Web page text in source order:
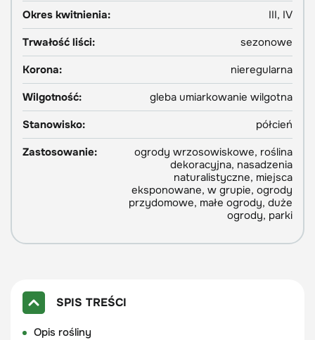
Okres kwitnienia:
III, IV
Trwałość liści:
sezonowe
Korona:
nieregularna
Wilgotność:
gleba umiarkowanie wilgotna
Stanowisko:
półcień
Zastosowanie:
ogrody wrzosowiskowe, roślina
dekoracyjna, nasadzenia
naturalistyczne, miejsca
eksponowane, w grupie, ogrody
przydomowe, małe ogrody, duże
ogrody, parki
SPIS TREŚCI
Opis rośliny